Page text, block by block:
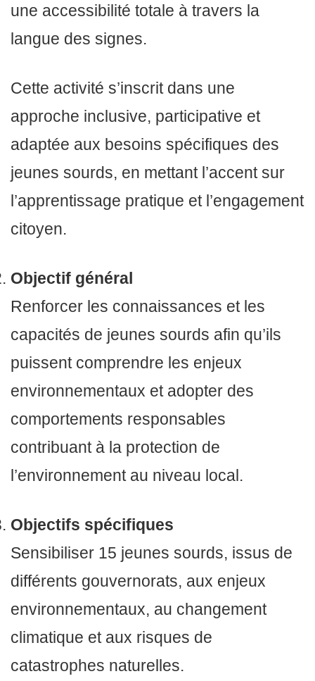
une accessibilité totale à travers la
langue des signes.
Cette activité s’inscrit dans une
approche inclusive, participative et
adaptée aux besoins spécifiques des
jeunes sourds, en mettant l’accent sur
l’apprentissage pratique et l’engagement
citoyen.
Objectif général
Renforcer les connaissances et les
capacités de jeunes sourds afin qu’ils
puissent comprendre les enjeux
environnementaux et adopter des
comportements responsables
contribuant à la protection de
l’environnement au niveau local.
Objectifs spécifiques
Sensibiliser 15 jeunes sourds, issus de
différents gouvernorats, aux enjeux
environnementaux, au changement
climatique et aux risques de
catastrophes naturelles.